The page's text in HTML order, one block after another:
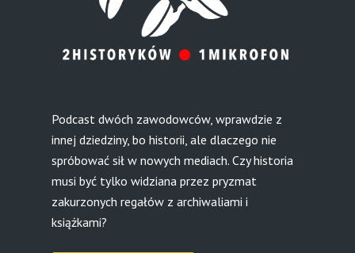
Podcast dwóch zawodowców, wprawdzie z
innej dziedziny, bo historii, ale dlaczego nie
spróbować sił w nowych mediach. Czy historia
musi być tylko widziana przez pryzmat
zakurzonych regałów z archiwaliami i
książkami?